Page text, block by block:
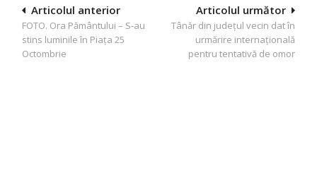
Navigare
în
articole
Articolul următor
Tânăr din județul vecin dat în
urmărire internațională
pentru tentativă de omor
Articolul anterior
FOTO. Ora Pământului – S-au
stins luminile în Piaţa 25
Octombrie